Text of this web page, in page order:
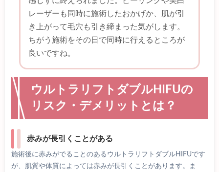
レーザーも同時に施術したおかげか、肌が引
き上がって毛穴も引き締まった気がします。
ちがう施術をその日で同時に行えるところが
良いですね。
ウルトラリフトダブルHIFUの
リスク・デメリットとは？
赤みが長引くことがある
施術後に赤みがでることのあるウルトラリフトダブルHIFUです
が、肌質や体質によっては赤みが長引くことがあります。ま